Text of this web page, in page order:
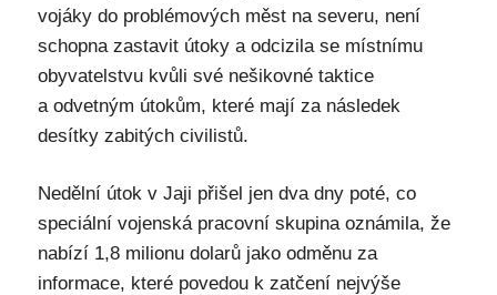
vojáky do problémových měst na severu, není
schopna zastavit útoky a odcizila se místnímu
obyvatelstvu kvůli své nešikovné taktice
a odvetným útokům, které mají za následek
desítky zabitých civilistů.
Nedělní útok v Jaji přišel jen dva dny poté, co
speciální vojenská pracovní skupina oznámila, že
nabízí 1,8 milionu dolarů jako odměnu za
informace, které povedou k zatčení nejvýše